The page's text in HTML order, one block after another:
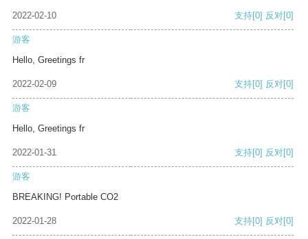
2022-02-10 支持[0] 反对[0]
游客
Hello, Greetings fr
2022-02-09 支持[0] 反对[0]
游客
Hello, Greetings fr
2022-01-31 支持[0] 反对[0]
游客
BREAKING! Portable CO2
2022-01-28 支持[0] 反对[0]